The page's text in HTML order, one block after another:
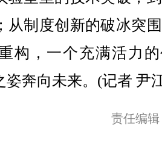
从制度创新的破冰突
构，一个充满活力
姿奔向未来。(记者 尹
责任编